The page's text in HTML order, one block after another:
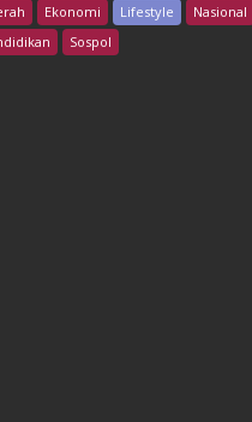
Ekonomi Lifestyle Nasional
Sospol